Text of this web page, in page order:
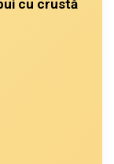
cu crustă